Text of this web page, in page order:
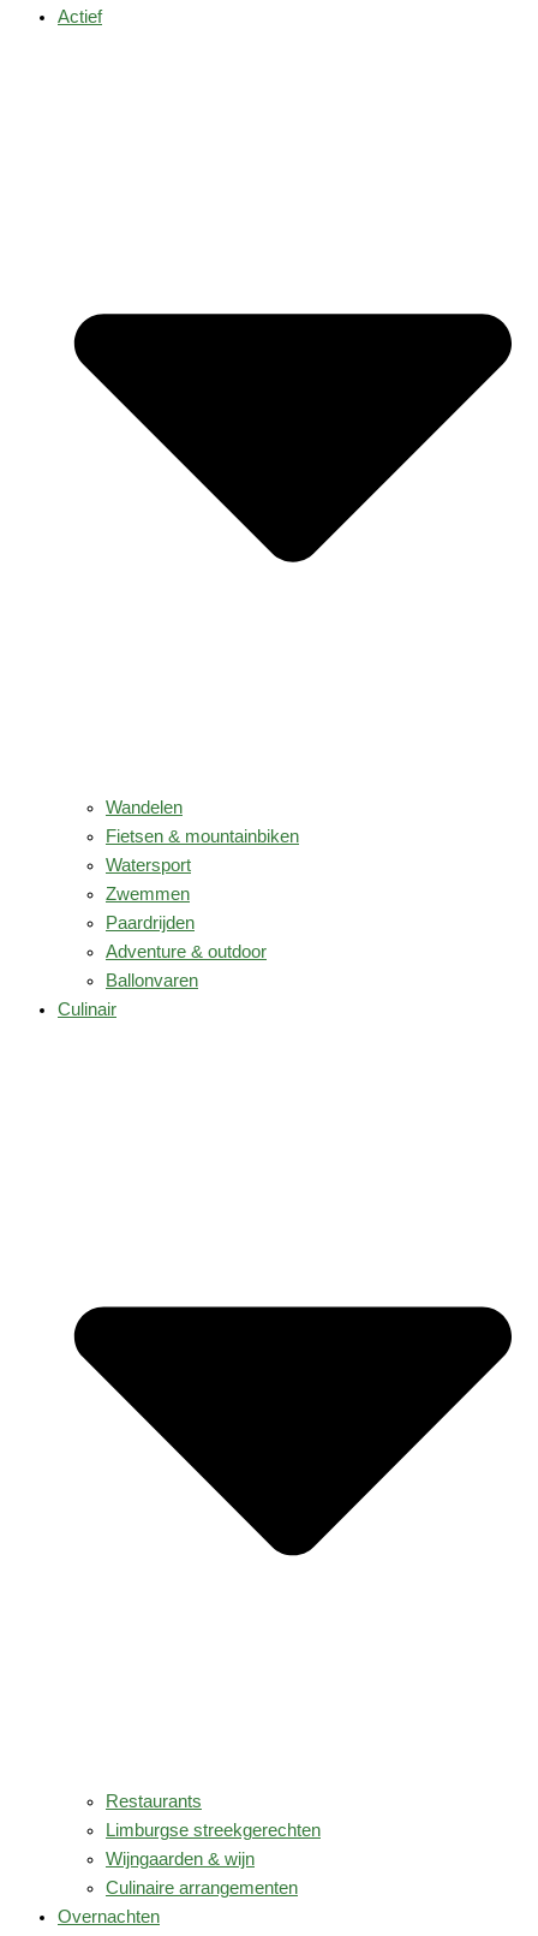
Actief
Wandelen
Fietsen & mountainbiken
Watersport
Zwemmen
Paardrijden
Adventure & outdoor
Ballonvaren
Culinair
Restaurants
Limburgse streekgerechten
Wijngaarden & wijn
Culinaire arrangementen
Overnachten